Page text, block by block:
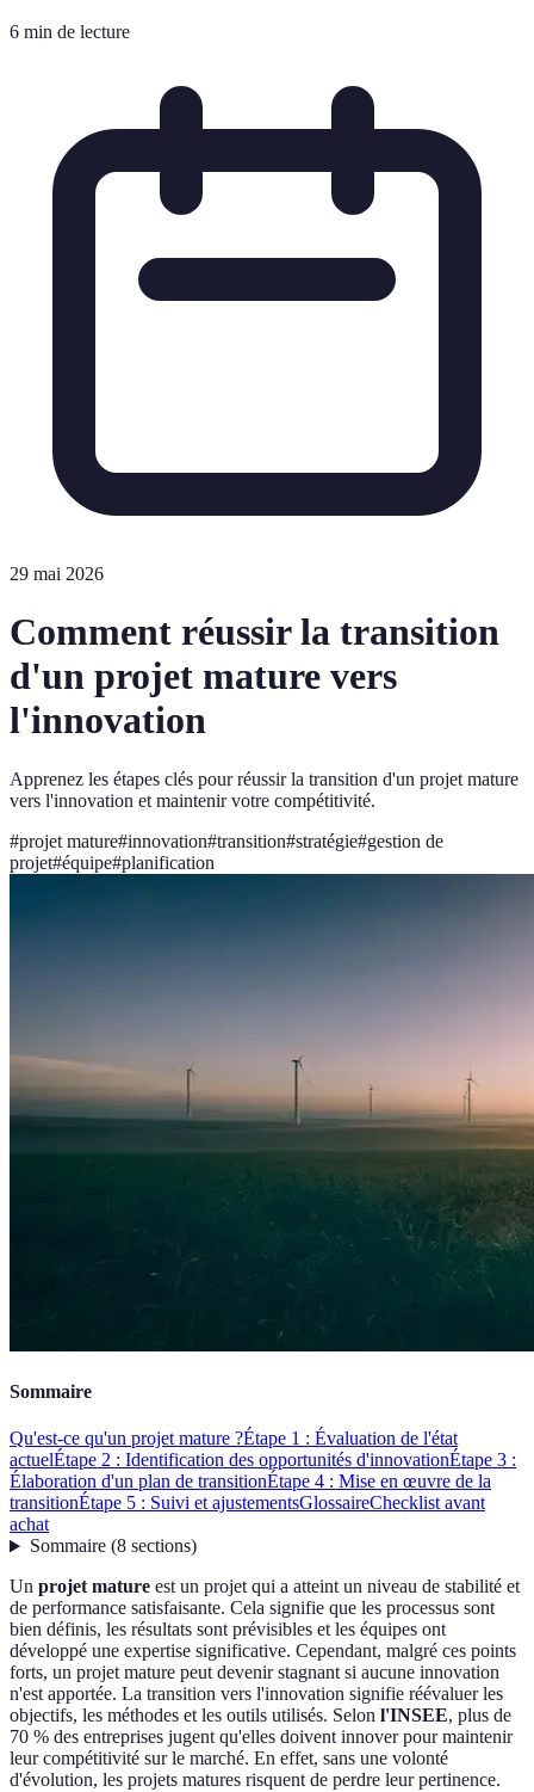
6 min de lecture
29 mai 2026
Comment réussir la transition
d'un projet mature vers
l'innovation
Apprenez les étapes clés pour réussir la transition d'un projet mature
vers l'innovation et maintenir votre compétitivité.
#projet mature#innovation#transition#stratégie#gestion de
projet#équipe#planification
Sommaire
Qu'est-ce qu'un projet mature ?Étape 1 : Évaluation de l'état
actuelÉtape 2 : Identification des opportunités d'innovationÉtape 3 :
Élaboration d'un plan de transitionÉtape 4 : Mise en œuvre de la
transitionÉtape 5 : Suivi et ajustementsGlossaireChecklist avant
achat
Sommaire(8 sections)
Un projet mature est un projet qui a atteint un niveau de stabilité et
de performance satisfaisante. Cela signifie que les processus sont
bien définis, les résultats sont prévisibles et les équipes ont
développé une expertise significative. Cependant, malgré ces points
forts, un projet mature peut devenir stagnant si aucune innovation
n'est apportée. La transition vers l'innovation signifie réévaluer les
objectifs, les méthodes et les outils utilisés. Selon l'INSEE, plus de
70 % des entreprises jugent qu'elles doivent innover pour maintenir
leur compétitivité sur le marché. En effet, sans une volonté
d'évolution, les projets matures risquent de perdre leur pertinence.